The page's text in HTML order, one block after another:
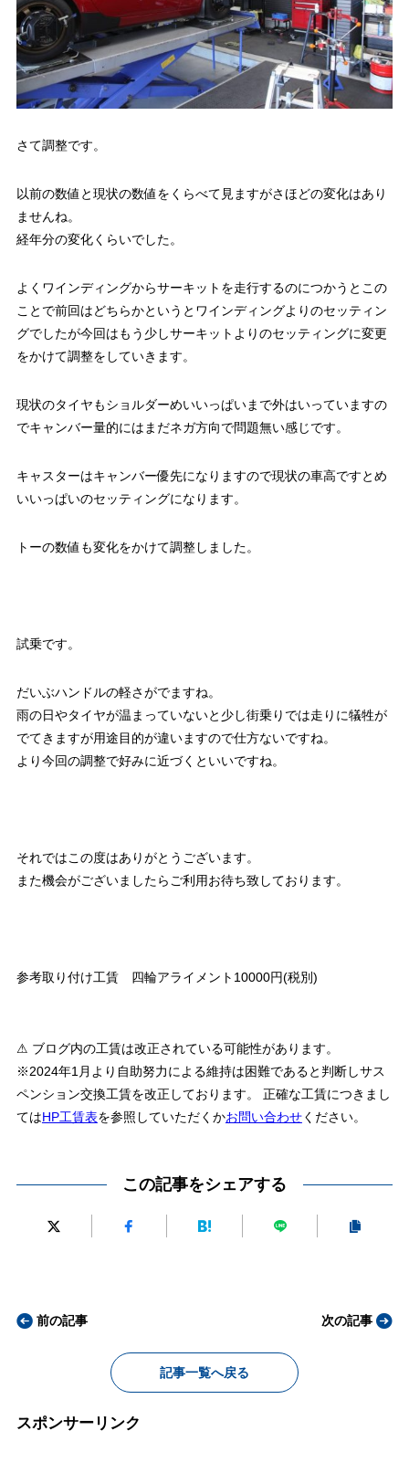
さて調整です。
以前の数値と現状の数値をくらべて見ますがさほどの変化はあり
ませんね。
経年分の変化くらいでした。
よくワインディングからサーキットを走行するのにつかうとこの
ことで前回はどちらかというとワインディングよりのセッティン
グでしたが今回はもう少しサーキットよりのセッティングに変更
をかけて調整をしていきます。
現状のタイヤもショルダーめいいっぱいまで外はいっていますの
でキャンバー量的にはまだネガ方向で問題無い感じです。
キャスターはキャンバー優先になりますので現状の車高ですとめ
いいっぱいのセッティングになります。
トーの数値も変化をかけて調整しました。
試乗です。
だいぶハンドルの軽さがでますね。
雨の日やタイヤが温まっていないと少し街乗りでは走りに犠牲が
でてきますが用途目的が違いますので仕方ないですね。
より今回の調整で好みに近づくといいですね。
それではこの度はありがとうございます。
また機会がございましたらご利用お待ち致しております。
参考取り付け工賃 四輪アライメント10000円(税別)
⚠ ブログ内の工賃は改正されている可能性があります。
※2024年1月より自助努力による維持は困難であると判断しサス
ペンション交換工賃を改正しております。 正確な工賃につきまし
てはHP工賃表を参照していただくかお問い合わせください。
この記事をシェアする
前の記事
記事一覧へ戻る
次の記事
スポンサーリンク